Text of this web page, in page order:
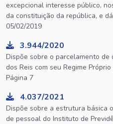
excepcional interesse público,
da constituição da república, e
05/02/2019
3.944/2020
Dispõe sobre o parcelamento de
dos Reis com seu Regime
Página 7
4.037/2021
Dispõe sobre a estrutura básica
de pessoal do Instituto de